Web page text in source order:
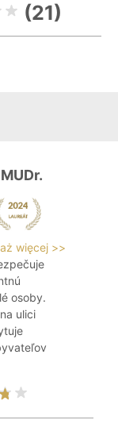
(21)
więcej >>
osoby.
ulici